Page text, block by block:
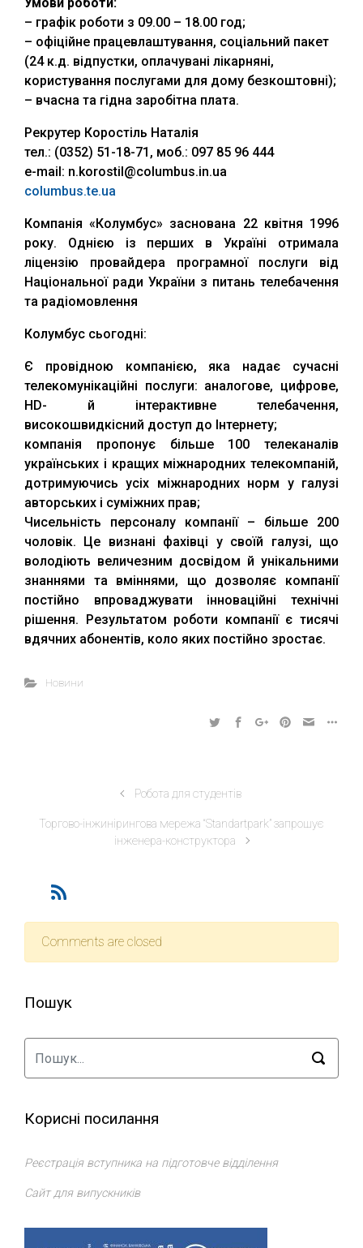
– графік роботи з 09.00 – 18.00 год;
– офіційне працевлаштування, соціальний пакет
(24 к.д. відпустки, оплачувані лікарняні,
користування послугами для дому безкоштовні);
– вчасна та гідна заробітна плата.
Рекрутер Коростіль Наталія
тел.: (0352) 51-18-71, моб.: 097 85 96 444
e-mail: n.korostil@columbus.in.ua
columbus.te.ua
Компанія «Колумбус» заснована 22 квітня 1996
року. Однією із перших в Україні отримала
ліцензію провайдера програмної послуги від
Національної ради України з питань телебачення
та радіомовлення
Колумбус сьогодні:
Є провідною компанією, яка надає сучасні
телекомунікаційні послуги: аналогове, цифрове,
HD- й інтерактивне телебачення,
високошвидкісний доступ до Інтернету;
компанія пропонує більше 100 телеканалів
українських і кращих міжнародних телекомпаній,
дотримуючись усіх міжнародних норм у галузі
авторських і суміжних прав;
Чисельність персоналу компанії – більше 200
чоловік. Це визнані фахівці у своїй галузі, що
володіють величезним досвідом й унікальними
знаннями та вміннями, що дозволяє компанії
постійно впроваджувати інноваційні технічні
рішення. Результатом роботи компанії є тисячі
вдячних абонентів, коло яких постійно зростає.
Новини
Робота для студентів
Торгово-інжинірингова мережа “Standartpark” запрошує
інженера-конструктора
Comments are closed
Пошук
Корисні посилання
Реєстрація вступника на підготовче відділення
Сайт для випускників